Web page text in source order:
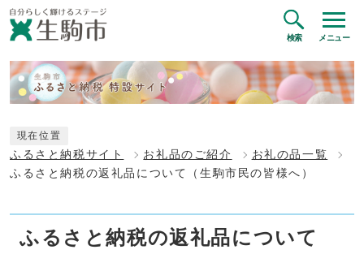
検索 メニュー
現在位置
ふるさと納税サイト お礼品のご紹介
お礼の品一覧
ふるさと納税の返礼品について（生駒市民の皆様へ）
ふるさと納税の返礼品について